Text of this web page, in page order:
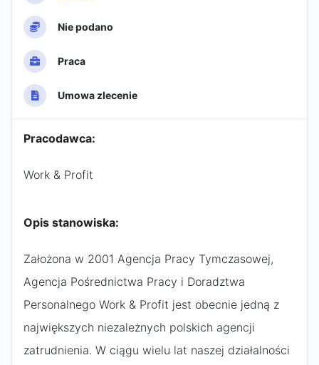
Nie podano
Praca
Umowa zlecenie
Pracodawca:
Work & Profit
Opis stanowiska:
Założona w 2001 Agencja Pracy Tymczasowej,
Agencja Pośrednictwa Pracy i Doradztwa
Personalnego Work & Profit jest obecnie jedną z
największych niezależnych polskich agencji
zatrudnienia. W ciągu wielu lat naszej działalności